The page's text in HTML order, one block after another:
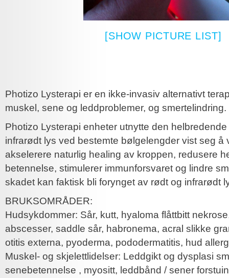
[SHOW PICTURE LIST]
Photizo Lysterapi er en ikke-invasiv alternativt
muskel, sene og leddproblemer, og smertelindring.
Photizo Lysterapi enheter utnytte den
infrarødt lys ved bestemte bølgelengder vist seg
akselerere naturlig healing av kroppen, redusere
betennelse, stimulerer immunforsvaret og lindre
skadet kan faktisk bli forynget av rødt og infrarødt
BRUKSOMRÅDER:
Hudsykdommer: Sår, kutt, hyaloma flåttbitt
abscesser, saddle sår, habronema, acral slikke
otitis externa, pyoderma, pododermatitis, hud
Muskel- og skjelettlidelser: Leddgikt og dysplasi
senebetennelse , myositt, leddbånd / sener